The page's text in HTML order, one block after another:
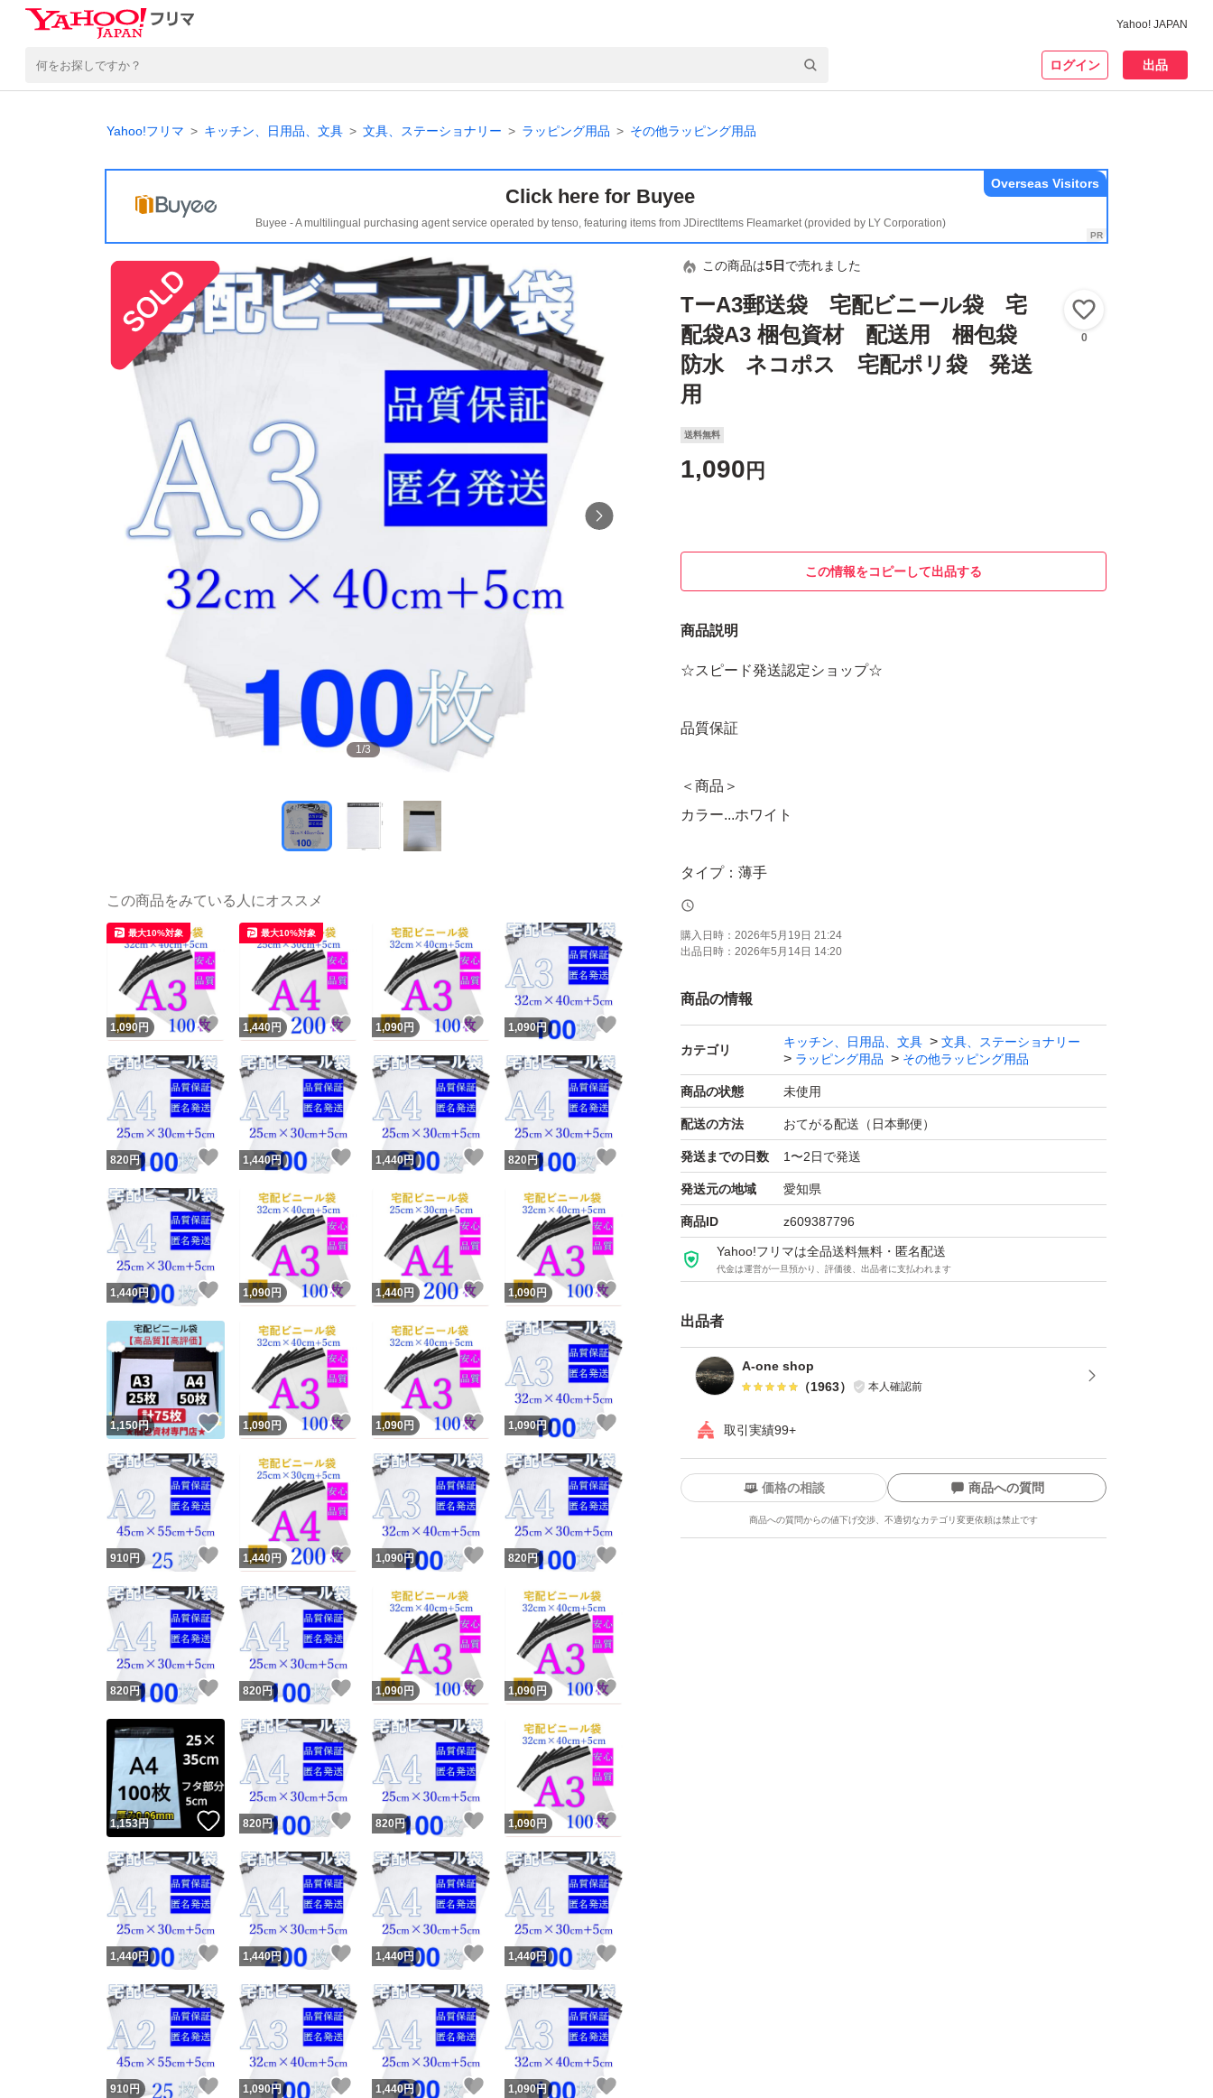
Yahoo! JAPAN
ログイン 出品
Yahoo!フリマ キッチン、日用品、文具 文具、ステーショナリー ラッピング用品 その他ラッピング用品
Click here for Buyee
Buyee - A multilingual purchasing agent service operated by tenso, featuring items from JDirectItems Fleamarket (provided by LY Corporation)
Overseas Visitors
1/3
この商品は5日 で売れました
TーA3郵送袋 宅配ビニール袋 宅
配袋A3 梱包資材 配送用 梱包袋
防水 ネコポス 宅配ポリ袋 発送
用
0
送料無料
1,090 円
この情報をコピーして出品する
商品説明
☆スピード発送認定ショップ☆
品質保証
＜商品＞
カラー...ホワイト
タイプ：薄手
材料：PE
☆サイズ☆
＊＋50mmは図２を参考してください。
厚み：一枚あたり0.06mm
100枚-1090円。
200枚まとめできない
(出品値段は間違えたことがあるので、いつもの値段と間違えたり
することを気づいたらコメントに知らせてください。販売値段を
間違えると違う商品を届く可能性があります。その場合はキャン
＜特徴・性能＞
・ワンタッチテープ付で簡単梱包！
粘着力が強く、配送中に外れる心配なし♪
・薄手・軽量ですが、破れにくく丈夫！
・内側は黒のフィルムなので中が透けて見えることなくプライバ
購入日時： 2026年5月19日 21:24
出品日時： 2026年5月14日 14:20
商品の情報
カテゴリ
キッチン、日用品、文具
文具、ステーショナリー
ラッピング用品
その他ラッピング用品
商品の状態 未使用
配送の方法 おてがる配送（日本郵便）
発送までの日数 1〜2日で発送
発送元の地域 愛知県
商品ID z609387796
Yahoo!フリマは全品送料無料・匿名配送
代金は運営が一旦預かり、評価後、出品者に支払われます
出品者
A-one shop
（1963） 本人確認前
取引実績99+
ユーザーの実績について
Yahoo!フリマが定めた一定の基準を満たしたユーザーにバッジを付与しています
安心取引出品者
安心取引出品者 Yahoo!フリマの基準をクリアした安心・安全なユーザーです
取引実績
取引実績◯+ このユーザーはYahoo!フリマの取引を完了させた実績があります
他フリマ実績◯+ このユーザーは他フリマサービスでの取引実績があります
価格の相談 商品への質問
商品への質問からの値下げ交渉、不適切なカテゴリ変更依頼は禁止です
この商品の情報をコピーします
商品画像の無断転載は禁止されています
コピーは1商品につき1回です
出品ページへ
この商品をみている人にオススメ
1,090 円 いいね！
最大10%対象
1,440 円 いいね！
最大10%対象
1,090 円 いいね！
1,090円
820円 いいね！
1,440円 いいね！
1,440円 いいね！
820円
1,440円 いいね！
1,090 円 いいね！
1,440 円 いいね！
1,090 円
1,150円 いいね！
1,090 円 いいね！
1,090 円 いいね！
1,090円
910円 いいね！
1,440 円 いいね！
1,090円 いいね！
820円
820円 いいね！
820円 いいね！
1,090 円 いいね！
1,090 円
1,153円 いいね！
820円 いいね！
820円 いいね！
1,090 円
1,440円 いいね！
1,440円 いいね！
1,440円 いいね！
1,440円
910円 いいね！
1,090円 いいね！
1,440円 いいね！
1,090円